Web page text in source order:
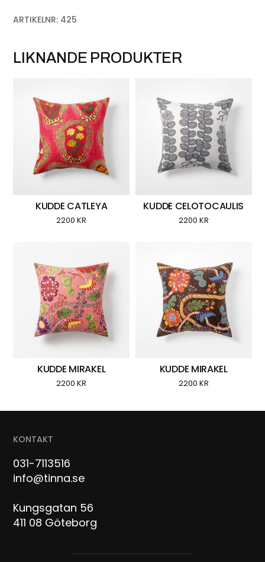
ARTIKELNR: 425
LIKNANDE PRODUKTER
KUDDE CATLEYA
2200KR
KUDDE CELOTOCAULIS
2200 KR
KUDDE MIRAKEL
2200KR
KUDDE MIRAKEL
2200 KR
KONTAKT
031-7113516
info@tinna.se
Kungsgatan 56
411 08 Göteborg